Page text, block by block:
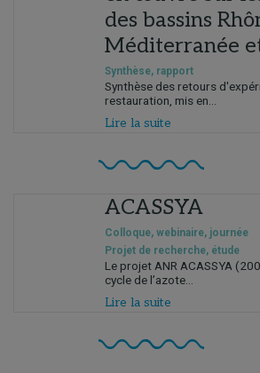
des bassins
Méditerranée
Synthèse, rapport
Synthèse des retours
restauration, mis en...
Lire la suite
ACASSYA
Colloque, webinaire, journée
Projet de recherche, étude
Le projet ANR ACASSYA
cycle de l’azote...
Lire la suite